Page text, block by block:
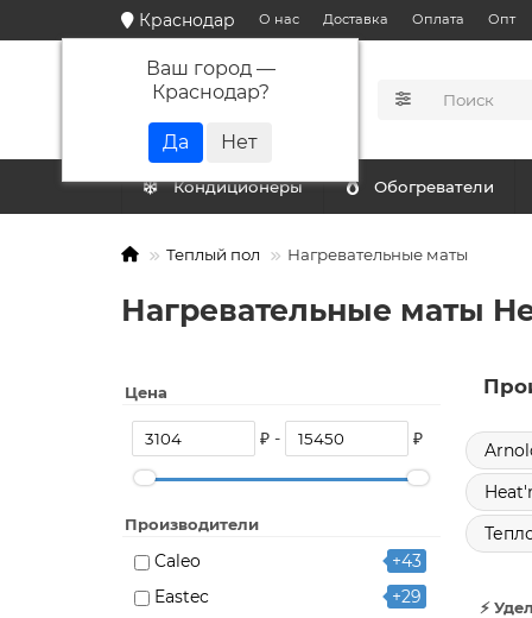
Краснодар
Ваш город —
Краснодар?
О нас Доставка Оплата Опт
КАТАЛОГ
Кондиционеры Обогреватели
Теплый пол Нагревательные маты
Нагревательные маты
Цена
₽ - ₽
Производители
Caleo
+43
Eastec
+29
⚡